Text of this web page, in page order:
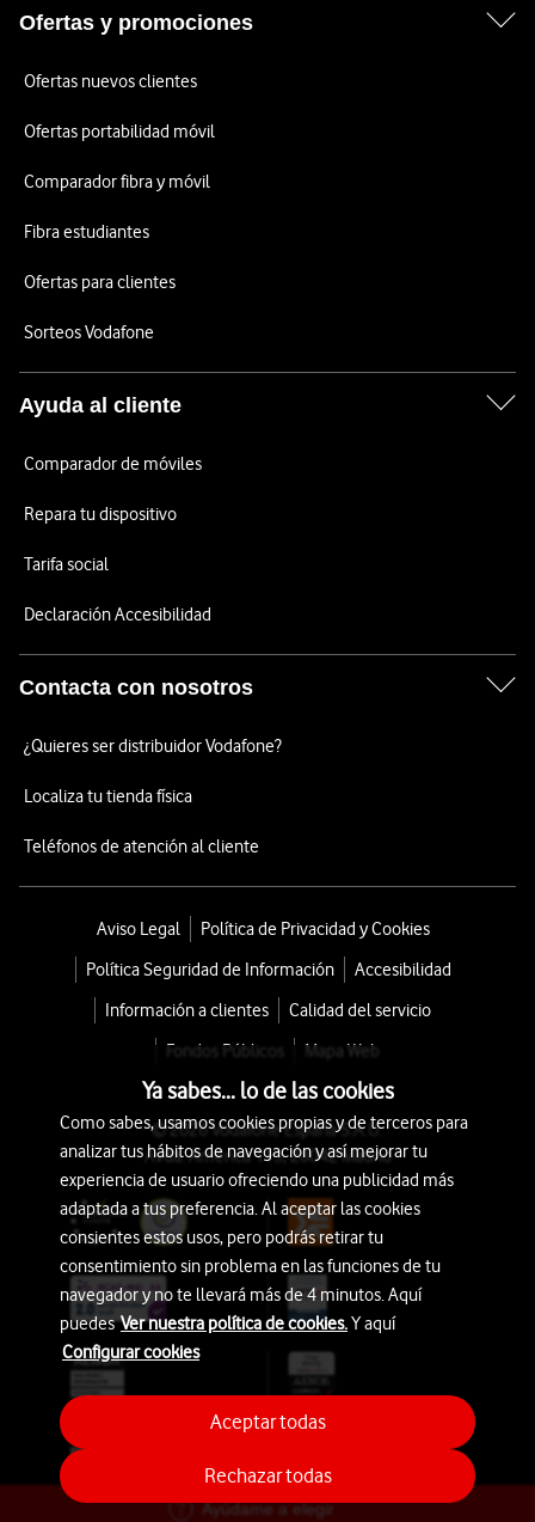
Ayúdame a elegir
Ofertas y promociones
Ofertas nuevos clientes
Ofertas portabilidad móvil
Comparador fibra y móvil
Fibra estudiantes
Ofertas para clientes
Sorteos Vodafone
Ayuda al cliente
Comparador de móviles
Repara tu dispositivo
Tarifa social
Declaración Accesibilidad
Contacta con nosotros
¿Quieres ser distribuidor Vodafone?
Localiza tu tienda física
Teléfonos de atención al cliente
Aviso Legal
Política de Privacidad y Cookies
Política Seguridad de Información
Accesibilidad
Información a clientes
Calidad del servicio
Fondos Públicos
Mapa Web
© 2026 Vodafone España S.A.U.
Avda. América 115, 28042 Madrid
Ya sabes... lo de las cookies
Como sabes, usamos cookies propias y de terceros para
analizar tus hábitos de navegación y así mejorar tu
experiencia de usuario ofreciendo una publicidad más
adaptada a tus preferencia. Al aceptar las cookies
consientes estos usos, pero podrás retirar tu
consentimiento sin problema en las funciones de tu
navegador y no te llevará más de 4 minutos. Aquí
puedesVer nuestra política de cookies.Y aquí
Configurar cookies
Rechazar todas
Aceptar todas